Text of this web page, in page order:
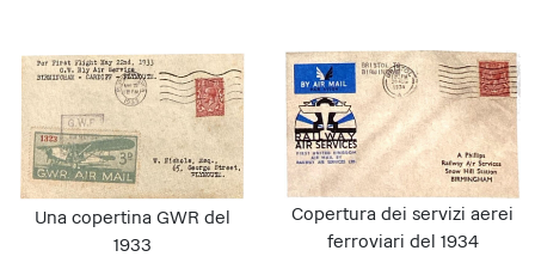
Una copertina GWR del
1933
Copertura dei servizi aerei
ferroviari del 1934